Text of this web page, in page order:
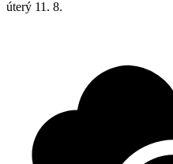
úterý 11. 8.